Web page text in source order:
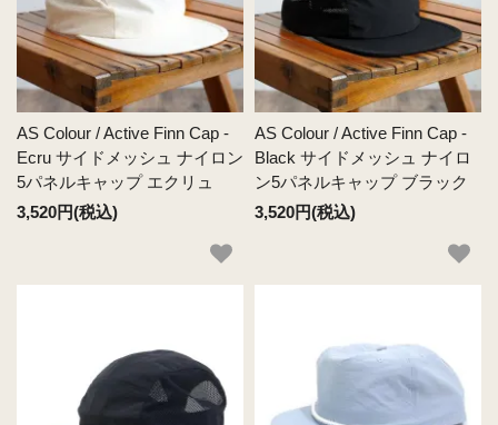
AS Colour / Active Finn Cap -
Ecru サイドメッシュ ナイロン
5パネルキャップ エクリュ
3,520円(税込)
AS Colour / Active Finn Cap -
Black サイドメッシュ ナイロ
ン5パネルキャップ ブラック
3,520円(税込)